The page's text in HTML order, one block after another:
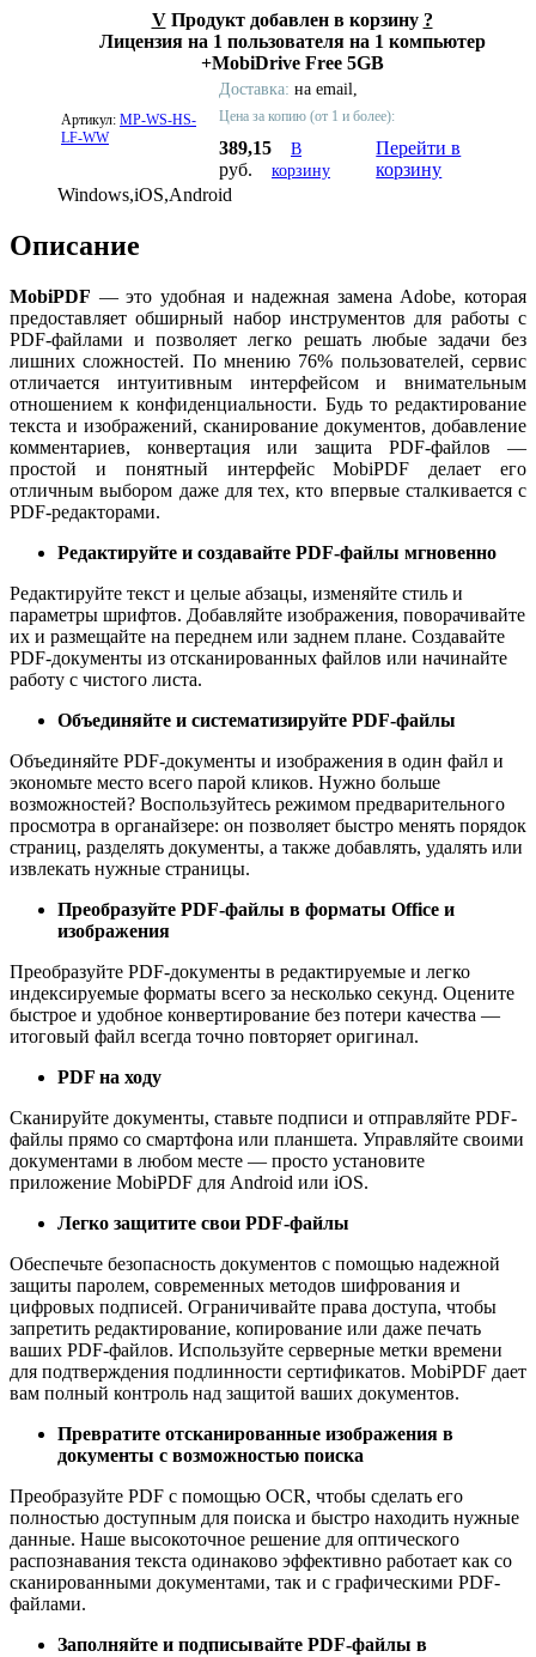
V Продукт добавлен в корзину ?
Лицензия на 1 пользователя на 1 компьютер
+MobiDrive Free 5GB
Артикул: MP-WS-HS-
LF-WW
Доставка: на email,
Цена за копию (от 1 и более):
389,15
руб.
В
корзину
Перейти в
корзину
Windows,iOS,Android
Описание
MobiPDF — это удобная и надежная замена Adobe, которая
предоставляет обширный набор инструментов для работы с
PDF-файлами и позволяет легко решать любые задачи без
лишних сложностей. По мнению 76% пользователей, сервис
отличается интуитивным интерфейсом и внимательным
отношением к конфиденциальности. Будь то редактирование
текста и изображений, сканирование документов, добавление
комментариев, конвертация или защита PDF-файлов —
простой и понятный интерфейс MobiPDF делает его
отличным выбором даже для тех, кто впервые сталкивается с
PDF-редакторами.
Редактируйте и создавайте PDF-файлы мгновенно
Редактируйте текст и целые абзацы, изменяйте стиль и
параметры шрифтов. Добавляйте изображения, поворачивайте
их и размещайте на переднем или заднем плане. Создавайте
PDF-документы из отсканированных файлов или начинайте
работу с чистого листа.
Объединяйте и систематизируйте PDF-файлы
Объединяйте PDF-документы и изображения в один файл и
экономьте место всего парой кликов. Нужно больше
возможностей? Воспользуйтесь режимом предварительного
просмотра в органайзере: он позволяет быстро менять порядок
страниц, разделять документы, а также добавлять, удалять или
извлекать нужные страницы.
Преобразуйте PDF-файлы в форматы Office и
изображения
Преобразуйте PDF-документы в редактируемые и легко
индексируемые форматы всего за несколько секунд. Оцените
быстрое и удобное конвертирование без потери качества —
итоговый файл всегда точно повторяет оригинал.
PDF на ходу
Сканируйте документы, ставьте подписи и отправляйте PDF-
файлы прямо со смартфона или планшета. Управляйте своими
документами в любом месте — просто установите
приложение MobiPDF для Android или iOS.
Легко защитите свои PDF-файлы
Обеспечьте безопасность документов с помощью надежной
защиты паролем, современных методов шифрования и
цифровых подписей. Ограничивайте права доступа, чтобы
запретить редактирование, копирование или даже печать
ваших PDF-файлов. Используйте серверные метки времени
для подтверждения подлинности сертификатов. MobiPDF дает
вам полный контроль над защитой ваших документов.
Превратите отсканированные изображения в
документы с возможностью поиска
Преобразуйте PDF с помощью OCR, чтобы сделать его
полностью доступным для поиска и быстро находить нужные
данные. Наше высокоточное решение для оптического
распознавания текста одинаково эффективно работает как со
сканированными документами, так и с графическими PDF-
файлами.
Заполняйте и подписывайте PDF-файлы в